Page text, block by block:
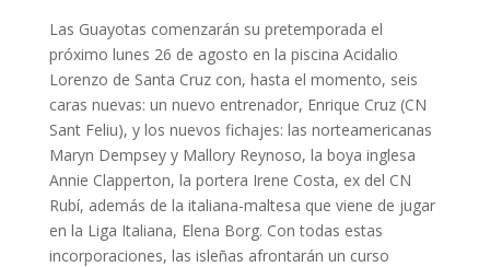
Las Guayotas comenzarán su pretemporada el
próximo lunes 26 de agosto en la piscina Acidalio
Lorenzo de Santa Cruz con, hasta el momento, seis
caras nuevas: un nuevo entrenador, Enrique Cruz (CN
Sant Feliu), y los nuevos fichajes: las norteamericanas
Maryn Dempsey y Mallory Reynoso, la boya inglesa
Annie Clapperton, la portera Irene Costa, ex del CN
Rubí, además de la italiana-maltesa que viene de jugar
en la Liga Italiana, Elena Borg. Con todas estas
incorporaciones, las isleñas afrontarán un curso